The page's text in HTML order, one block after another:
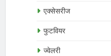
एक्सेसरीज
फुटवियर
ज्वेलरी